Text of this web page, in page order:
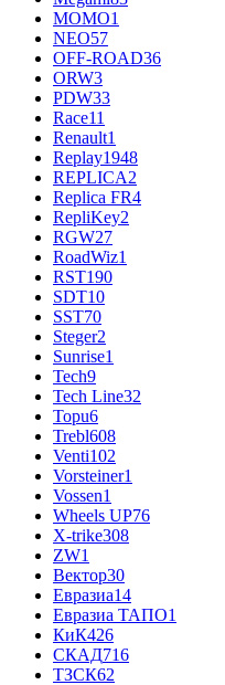
MOMO1
NEO57
OFF-ROAD36
ORW3
PDW33
Race11
Renault1
Replay1948
REPLICA2
Replica FR4
RepliKey2
RGW27
RoadWiz1
RST190
SDT10
SST70
Steger2
Sunrise1
Tech9
Tech Line32
Topu6
Trebl608
Venti102
Vorsteiner1
Vossen1
Wheels UP76
X-trike308
ZW1
Вектор30
Евразиа14
Евразиа ТАПО1
КиК426
СКАД716
ТЗСК62